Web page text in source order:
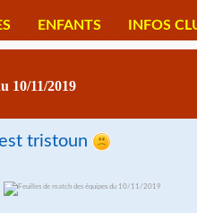
ENFANTS INFOS
10/11/2019
tristoun